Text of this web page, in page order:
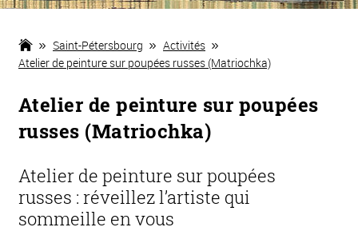
Saint-Pétersbourg
Activités
Atelier de peinture sur poupées russes (Matriochka)
Atelier de peinture sur poupées
russes (Matriochka)
Atelier de peinture sur poupées
russes : réveillez l’artiste qui
sommeille en vous